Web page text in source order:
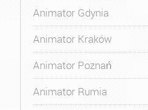
Animator Gdynia
Animator Kraków
Animator Poznań
Animator Rumia